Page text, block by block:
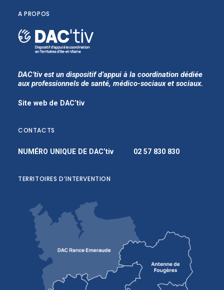
A PROPOS
DAC’tiv est un dispositif d’appui à la coordination dédiée
aux professionnels de santé, médico-sociaux et sociaux.
Site web de DAC’tiv
CONTACTS
NUMÉRO UNIQUE DE DAC’tiv 02 57 830 830
TERRITOIRES D’INTERVENTION